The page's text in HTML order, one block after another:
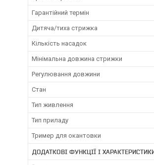
Гарантійний термін
Дитяча/тиха стрижка
Кількість насадок
Мінімальна довжина стрижки
Регулювання довжини
Стан
Тип живлення
Тип приладу
Тример для окантовки
ДОДАТКОВІ ФУНКЦІЇ І